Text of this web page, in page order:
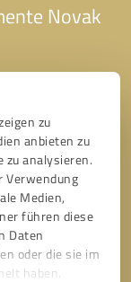
zu
anbieten zu
zu analysieren.
Verwendung
Medien,
führen diese
Daten
oder die sie im
haben.
Novak